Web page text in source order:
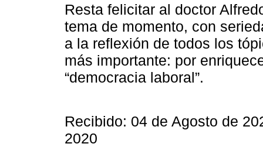
Resta felicitar al doctor
tema de momento, con
a la reflexión de todos los
más importante: por
“democracia laboral”.
Recibido: 04 de Agosto de
2020